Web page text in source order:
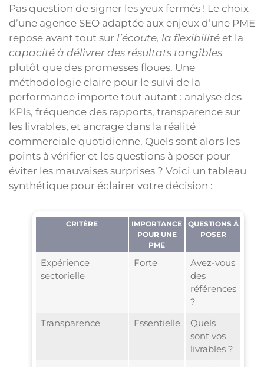
Pas question de signer les yeux fermés ! Le choix
d’une agence SEO adaptée aux enjeux d’une PME
repose avant tout sur l’écoute, la flexibilité et la
capacité à délivrer des résultats tangibles
plutôt que des promesses floues. Une
méthodologie claire pour le suivi de la
performance importe tout autant : analyse des
KPIs, fréquence des rapports, transparence sur
les livrables, et ancrage dans la réalité
commerciale quotidienne. Quels sont alors les
points à vérifier et les questions à poser pour
éviter les mauvaises surprises ? Voici un tableau
synthétique pour éclairer votre décision :
CRITÈRE
IMPORTANCE
POUR UNE
PME
QUESTIONS À
POSER
Expérience
sectorielle
Forte
Avez-vous
des
références
?
Transparence
Essentielle
Quels
sont vos
livrables ?